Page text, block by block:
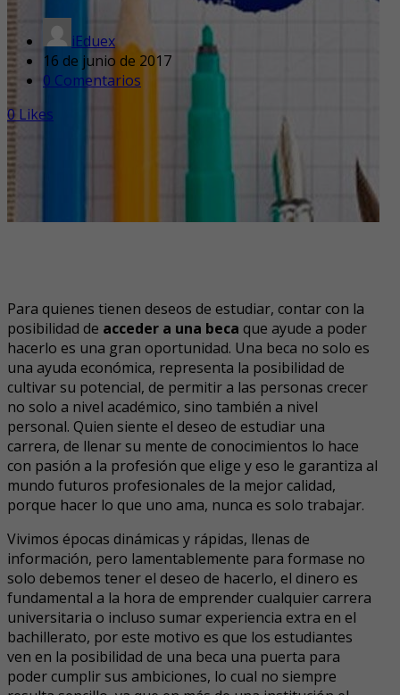
iEduex
16 de junio de 2017
0 Comentarios
0 Likes
Para quienes tienen deseos de estudiar, contar con la
posibilidad de acceder a una beca que ayude a poder
hacerlo es una gran oportunidad. Una beca no solo es
una ayuda económica, representa la posibilidad de
cultivar su potencial, de permitir a las personas crecer
no solo a nivel académico, sino también a nivel
personal. Quien siente el deseo de estudiar una
carrera, de llenar su mente de conocimientos lo hace
con pasión a la profesión que elige y eso le garantiza al
mundo futuros profesionales de la mejor calidad,
porque hacer lo que uno ama, nunca es solo trabajar.
Vivimos épocas dinámicas y rápidas, llenas de
información, pero lamentablemente para formase no
solo debemos tener el deseo de hacerlo, el dinero es
fundamental a la hora de emprender cualquier carrera
universitaria o incluso sumar experiencia extra en el
bachillerato, por este motivo es que los estudiantes
ven en la posibilidad de una beca una puerta para
poder cumplir sus ambiciones, lo cual no siempre